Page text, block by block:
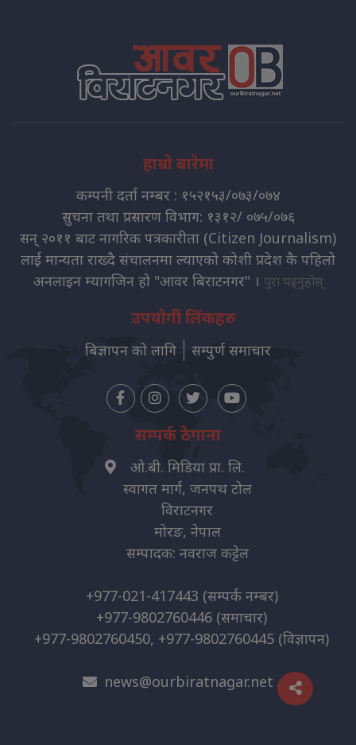
हाम्रो बारेमा
कम्पनी दर्ता नम्बर : १५२१५३/०७३/०७४
सुचना तथा प्रसारण विभाग: १३१२/ ०७५/०७६
सन् २०११ बाट नागरिक पत्रकारीता (Citizen Journalism)
लाई मान्यता राख्दै संचालनमा ल्याएको कोशी प्रदेश कै पहिलो
अनलाइन म्यागजिन हो "आवर बिराटनगर" । पुरा पढ्नुहोस्
उपयोगी लिंकहरु
बिज्ञापन को लागि सम्पुर्ण समाचार
सम्पर्क ठेगाना
ओ.बी. मिडिया प्रा. लि.
स्वागत मार्ग, जनपथ टोल
विराटनगर
मोरङ, नेपाल
सम्पादक: नवराज कट्टेल
+977-021-417443 (सम्पर्क नम्बर)
+977-9802760446 (समाचार)
+977-9802760450, +977-9802760445 (विज्ञापन)
news@ourbiratnagar.net